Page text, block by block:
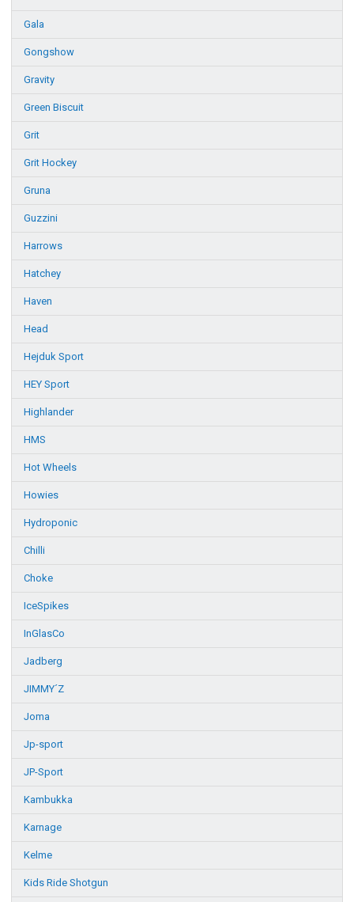
Gala
Gongshow
Gravity
Green Biscuit
Grit
Grit Hockey
Gruna
Guzzini
Harrows
Hatchey
Haven
Head
Hejduk Sport
HEY Sport
Highlander
HMS
Hot Wheels
Howies
Hydroponic
Chilli
Choke
IceSpikes
InGlasCo
Jadberg
JIMMY´Z
Joma
Jp-sport
JP-Sport
Kambukka
Karnage
Kelme
Kids Ride Shotgun